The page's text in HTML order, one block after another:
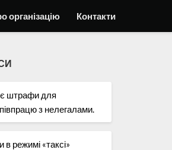
організацію Контакти
штрафи для
з нелегалами.
режимі «таксі»